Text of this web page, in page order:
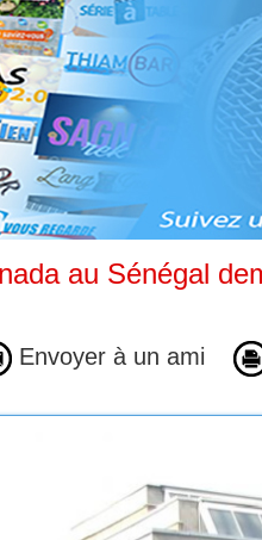
au Sénégal
Envoyer à un ami